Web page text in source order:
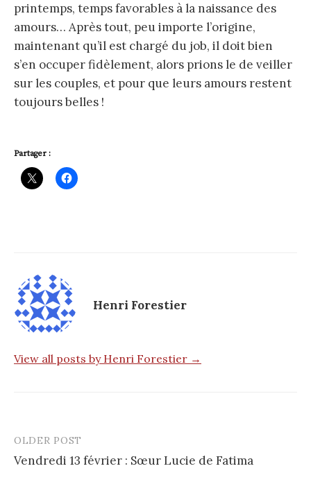
printemps, temps favorables à la naissance des
amours… Après tout, peu importe l’origine,
maintenant qu’il est chargé du job, il doit bien
s’en occuper fidèlement, alors prions le de veiller
sur les couples, et pour que leurs amours restent
toujours belles !
Partager :
Henri Forestier
View all posts by Henri Forestier →
Post
navigation
OLDER POST
Vendredi 13 février : Sœur Lucie de Fatima